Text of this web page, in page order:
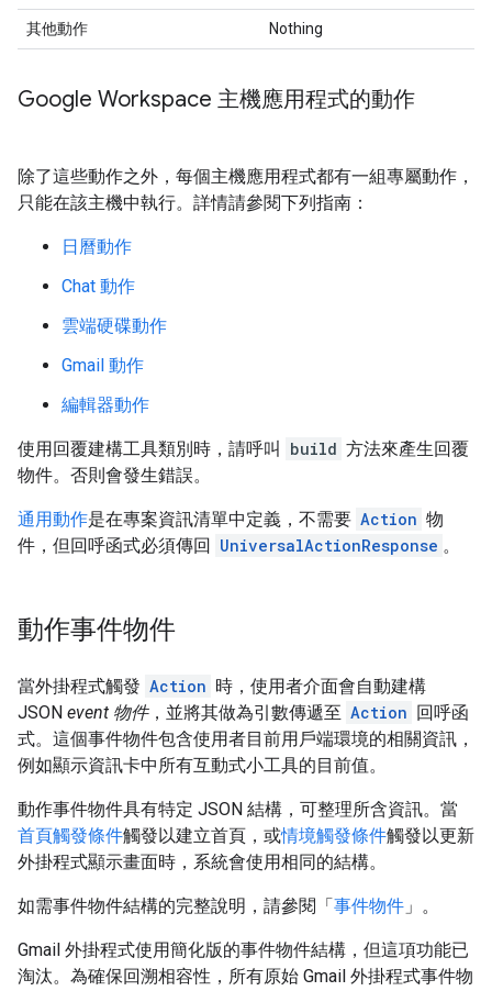
其他動作 Nothing
Google Workspace 主機應用程式的動作
除了這些動作之外，每個主機應用程式都有一組專屬動作，
只能在該主機中執行。詳情請參閱下列指南：
日曆動作
Chat 動作
雲端硬碟動作
Gmail 動作
編輯器動作
使用回覆建構工具類別時，請呼叫 build 方法來產生回覆
物件。否則會發生錯誤。
通用動作是在專案資訊清單中定義，不需要 Action 物
件，但回呼函式必須傳回 UniversalActionResponse 。
動作事件物件
當外掛程式觸發 Action 時，使用者介面會自動建構
JSON event 物件，並將其做為引數傳遞至 Action 回呼函
式。這個事件物件包含使用者目前用戶端環境的相關資訊，
例如顯示資訊卡中所有互動式小工具的目前值。
動作事件物件具有特定 JSON 結構，可整理所含資訊。當
首頁觸發條件觸發以建立首頁，或情境觸發條件觸發以更新
外掛程式顯示畫面時，系統會使用相同的結構。
如需事件物件結構的完整說明，請參閱「事件物件 」。
Gmail 外掛程式使用簡化版的事件物件結構，但這項功能已
淘汰。為確保回溯相容性，所有原始 Gmail 外掛程式事件物